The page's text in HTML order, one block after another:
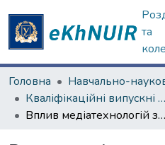
та
Головна
Кваліфікаційні випускні роботи бакалаврів. Навчально-науковий інститут соціології та медіакомунікацій
Вплив медіатехнологій з використанням ШІ на ефективність PR-стратегій